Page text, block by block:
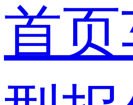
首页